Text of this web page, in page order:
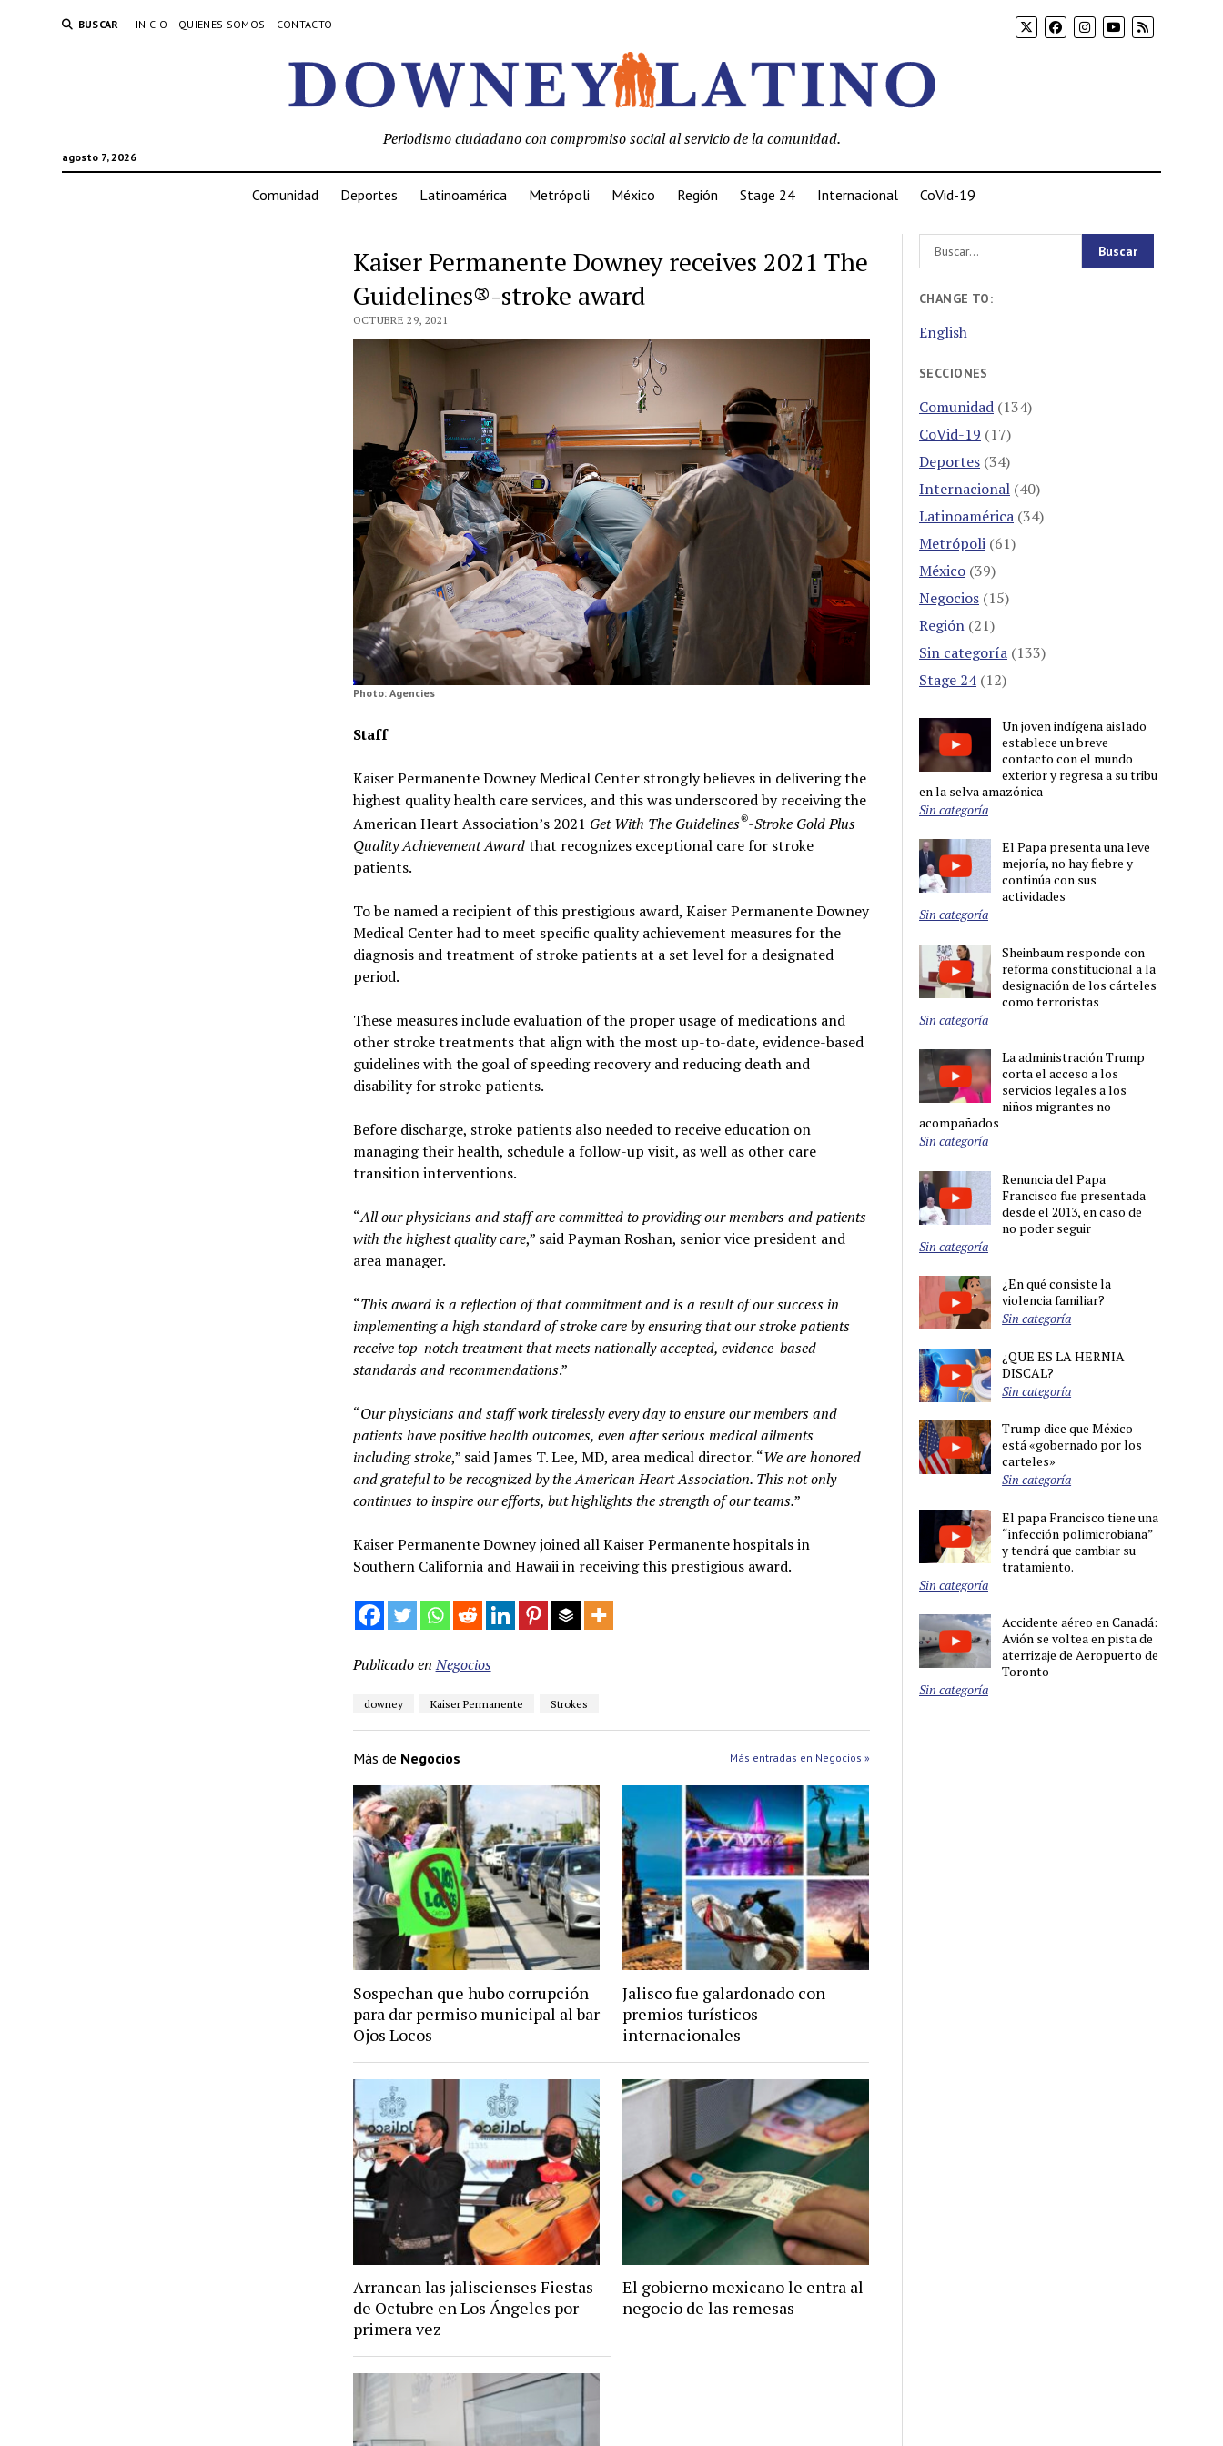
BUSCAR INICIO QUIENES SOMOS CONTACTO
agosto 7, 2026
Periodismo ciudadano con compromiso social al servicio de la comunidad.
Comunidad Deportes Latinoamérica Metrópoli México Región Stage 24 Internacional CoVid-19
Kaiser Permanente Downey receives 2021 The
Guidelines®-stroke award
OCTUBRE 29, 2021
Photo: Agencies
Staff
Kaiser Permanente Downey Medical Center strongly believes in delivering the
highest quality health care services, and this was underscored by receiving the
American Heart Association’s 2021 Get With The Guidelines®-Stroke Gold Plus
Quality Achievement Awardthat recognizes exceptional care for stroke
patients.
To be named a recipient of this prestigious award, Kaiser Permanente Downey
Medical Center had to meet specific quality achievement measures for the
diagnosis and treatment of stroke patients at a set level for a designated
period.
These measures include evaluation of the proper usage of medications and
other stroke treatments that align with the most up-to-date, evidence-based
guidelines with the goal of speeding recovery and reducing death and
disability for stroke patients.
Before discharge, stroke patients also needed to receive education on
managing their health, schedule a follow-up visit, as well as other care
transition interventions.
“All our physicians and staff are committed to providing our members and patients
with the highest quality care,” said Payman Roshan, senior vice president and
area manager.
“This award is a reflection of that commitment and is a result of our success in
implementing a high standard of stroke care by ensuring that our stroke patients
receive top-notch treatment that meets nationally accepted, evidence-based
standards and recommendations.”
“Our physicians and staff work tirelessly every day to ensure our members and
patients have positive health outcomes, even after serious medical ailments
including stroke,” said James T. Lee, MD, area medical director. “We are honored
and grateful to be recognized by the American Heart Association. This not only
continues to inspire our efforts, but highlights the strength of our teams.”
Kaiser Permanente Downey joined all Kaiser Permanente hospitals in
Southern California and Hawaii in receiving this prestigious award.
Publicado en Negocios
downey Kaiser Permanente Strokes
Más de Negocios Más entradas en Negocios »
Sospechan que hubo corrupción
para dar permiso municipal al bar
Ojos Locos
Jalisco fue galardonado con
premios turísticos
internacionales
Arrancan las jaliscienses Fiestas
de Octubre en Los Ángeles por
primera vez
El gobierno mexicano le entra al
negocio de las remesas
CHANGE TO:
English
SECCIONES
Comunidad (134)
CoVid-19 (17)
Deportes (34)
Internacional (40)
Latinoamérica (34)
Metrópoli (61)
México (39)
Negocios (15)
Región (21)
Sin categoría (133)
Stage 24(12)
Un joven indígena aislado
establece un breve
contacto con el mundo
exterior y regresa a su tribu
en la selva amazónica
Sin categoría
El Papa presenta una leve
mejoría, no hay fiebre y
continúa con sus
actividades
Sin categoría
Sheinbaum responde con
reforma constitucional a la
designación de los cárteles
como terroristas
Sin categoría
La administración Trump
corta el acceso a los
servicios legales a los
niños migrantes no
acompañados
Sin categoría
Renuncia del Papa
Francisco fue presentada
desde el 2013, en caso de
no poder seguir
Sin categoría
¿En qué consiste la
violencia familiar?
Sin categoría
¿QUE ES LA HERNIA
DISCAL?
Sin categoría
Trump dice que México
está «gobernado por los
carteles»
Sin categoría
El papa Francisco tiene una
“infección polimicrobiana”
y tendrá que cambiar su
tratamiento.
Sin categoría
Accidente aéreo en Canadá:
Avión se voltea en pista de
aterrizaje de Aeropuerto de
Toronto
Sin categoría